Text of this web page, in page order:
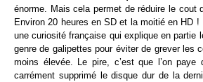
énorme. Mais cela permet de réduire le
Environ 20 heures en SD et la moitié en HD
une curiosité française qui explique en partie
genre de galipettes pour éviter de grever les
moins élevée. Le pire, c’est que l’on
carrément supprimé le disque dur de la